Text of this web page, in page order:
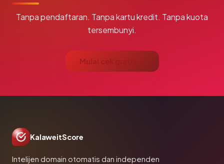
Tanpa pendaftaran. Tanpa kartu kredit. Tanpa kuota
tersembunyi.
Mulai cek gratis →
KalaweitScore
Intelijen domain otomatis dan independen